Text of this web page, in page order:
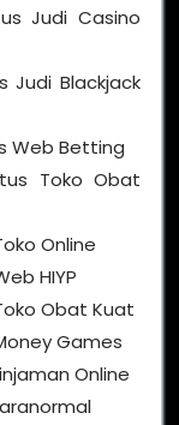
Judi Casino
Judi Blackjack
Web Betting
Toko Obat
Online
HIYP
Obat Kuat
Games
Online